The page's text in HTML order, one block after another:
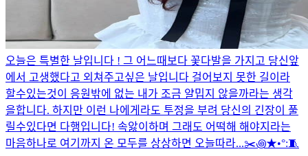
오늘은 특별한 날입니다 ! 그 어느때보다 꽃다발을 가지고 당신앞
에서 고생했다고 외쳐주고싶은 날입니다 걸어보지 못한 길이라
할수있는것이 응원밖에 없는 내가 조금 얄밉지 않을까라는 생각
을합니다. 하지만 이런 나에게라도 투정을 부려 당신의 긴장이 풀
릴수있다면 다행입니다! 속앓이하며 그래도 어떡해 해야지라는
마음하나로 여기까지 온 모두를 상상하면 오늘따라...✂️꩜★•°:🧵